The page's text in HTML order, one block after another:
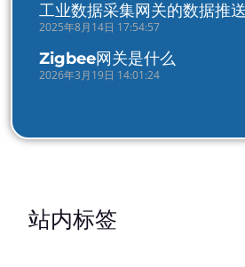
工业数据采集网关的数据推
2025年8月14日 17:54:57
Zigbee网关是什么
2026年3月19日 14:01:24
站内标签